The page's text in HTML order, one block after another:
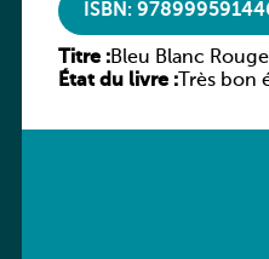
ISBN:
Titre :Bleu Blanc
État du livre :Très bon